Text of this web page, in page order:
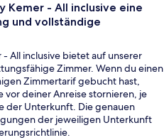
Kemer - All inclusive eine
und vollständige
All inclusive bietet auf unserer
Zimmer. Wenn du einen
Zimmertarif gebucht hast,
vor deiner Anreise stornieren, je
der Unterkunft. Die genauen
der jeweiligen Unterkunft